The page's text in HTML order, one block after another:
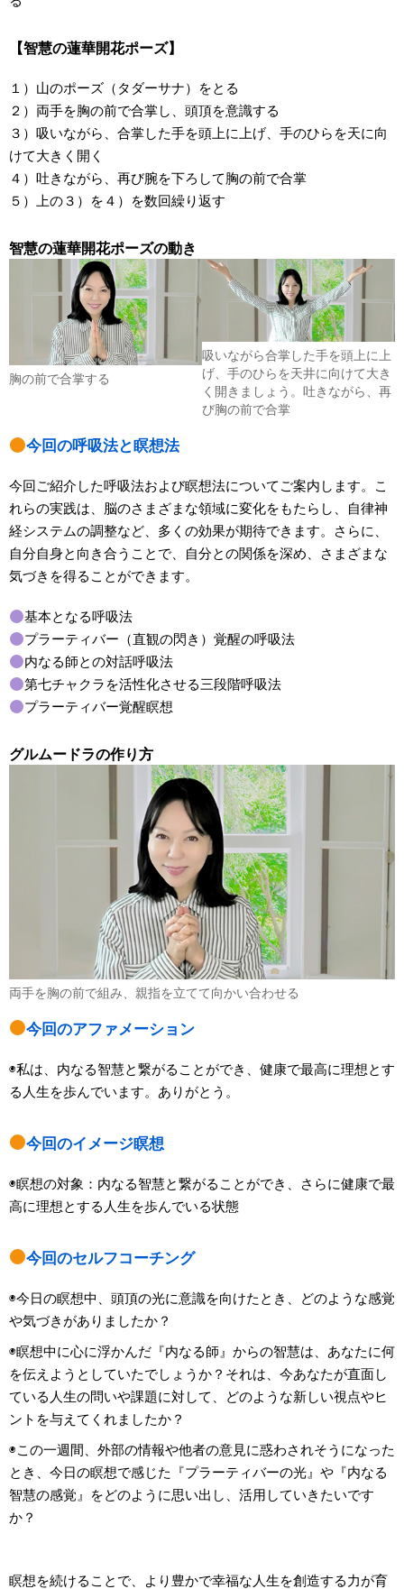
【智慧の蓮華開花ポーズ】
１）山のポーズ（タダーサナ）をとる
２）両手を胸の前で合掌し、頭頂を意識する
３）吸いながら、合掌した手を頭上に上げ、手のひらを天に向
けて大きく開く
４）吐きながら、再び腕を下ろして胸の前で合掌
５）上の３）を４）を数回繰り返す
智慧の蓮華開花ポーズの動き
胸の前で合掌する
吸いながら合掌した手を頭上に上
げ、手のひらを天井に向けて大き
く開きましょう。吐きながら、再
び胸の前で合掌
今回の呼吸法と瞑想法
今回ご紹介した呼吸法および瞑想法についてご案内します。こ
れらの実践は、脳のさまざまな領域に変化をもたらし、自律神
経システムの調整など、多くの効果が期待できます。さらに、
自分自身と向き合うことで、自分との関係を深め、さまざまな
気づきを得ることができます。
基本となる呼吸法
プラーティバー（直観の閃き）覚醒の呼吸法
内なる師との対話呼吸法
第七チャクラを活性化させる三段階呼吸法
プラーティバー覚醒瞑想
グルムードラの作り方
両手を胸の前で組み、親指を立てて向かい合わせる
今回のアファメーション
◉私は、内なる智慧と繋がることができ、健康で最高に理想とす
る人生を歩んでいます。ありがとう。
今回のイメージ瞑想
◉瞑想の対象：内なる智慧と繋がることができ、さらに健康で最
高に理想とする人生を歩んでいる状態
今回のセルフコーチング
◉今日の瞑想中、頭頂の光に意識を向けたとき、どのような感覚
や気づきがありましたか？
◉瞑想中に心に浮かんだ『内なる師』からの智慧は、あなたに何
を伝えようとしていたでしょうか？それは、今あなたが直面し
ている人生の問いや課題に対して、どのような新しい視点やヒ
ントを与えてくれましたか？
◉この一週間、外部の情報や他者の意見に惑わされそうになった
とき、今日の瞑想で感じた『プラーティバーの光』や『内なる
智慧の感覚』をどのように思い出し、活用していきたいです
か？
瞑想を続けることで、より豊かで幸福な人生を創造する力が育